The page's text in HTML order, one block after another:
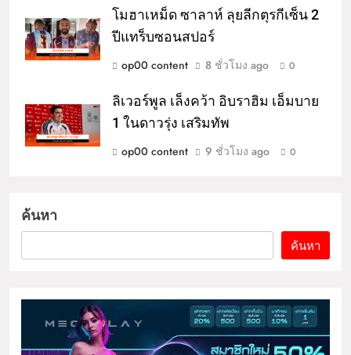
โมฮาเหม็ด ซาลาห์ ลุยลีกตุรกีเซ็น 2
ปีแทร็บซอนสปอร์
op00 content
8 ชั่วโมง ago 0
ลิเวอร์พูล เล็งคว้า อิบราฮิม เอ็มบาย
1 ในดาวรุ่ง เสริมทัพ
op00 content
9 ชั่วโมง ago 0
ค้นหา
ค้นหา